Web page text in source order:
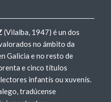
(Vilalba, 1947) é un dos
no ámbito da
Galicia e no resto de
e cinco títulos
infantís ou xuvenís.
tradúcense